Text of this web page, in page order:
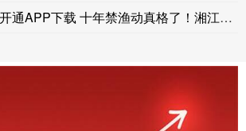
APP下载 十年禁渔动真格了！湘江惊现百斤巨